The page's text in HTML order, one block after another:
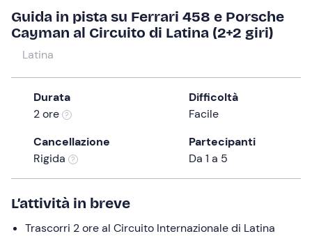
the
calendar
and
date.
Press
question
to
get
Partecipanti
219 €
Guida in pista su Ferrari 458 e Porsche
Cayman al Circuito di Latina (2+2 giri)
Latina
Durata
2 ore
Difficoltà
Facile
Cancellazione
Rigida
Partecipanti
Da 1 a 5
L’attività in breve
Trascorri 2 ore al Circuito Internazionale di Latina